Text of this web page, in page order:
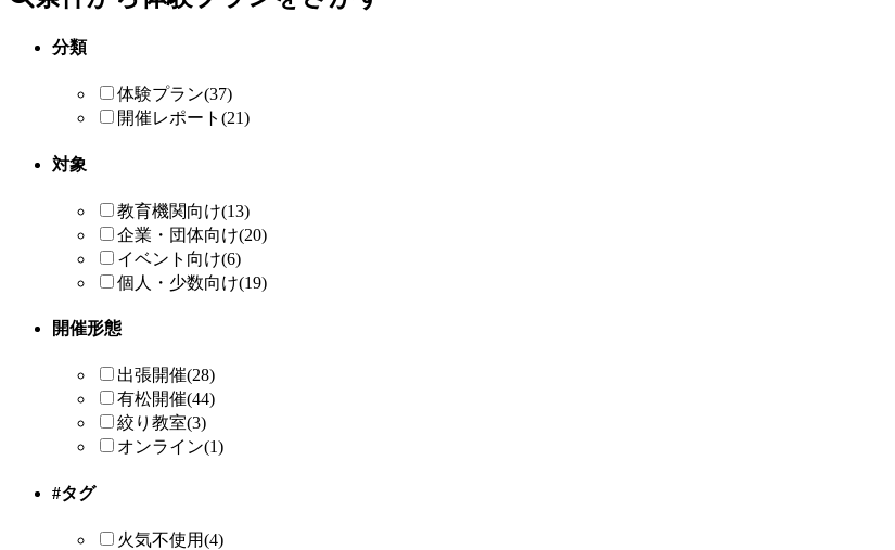
分類
体験プラン(37)
開催レポート (21)
対象
教育機関向け(13)
企業・団体向け(20)
イベント向け(6)
個人・少数向け(19)
開催形態
出張開催(28)
有松開催(44)
絞り教室(3)
オンライン(1)
#タグ
火気不使用(4)